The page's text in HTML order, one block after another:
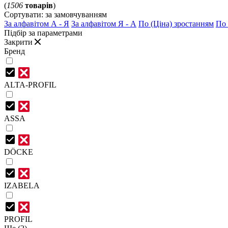
(1506 товарів)
Сортувати: за замовчуванням
За алфавітом А - Я За алфавітом Я - А По (Ціна) зростанням По
Підбір за параметрами
Закрити
Бренд
ALTA-PROFIL
ASSA
DÖCKE
IZABELA
PROFIL